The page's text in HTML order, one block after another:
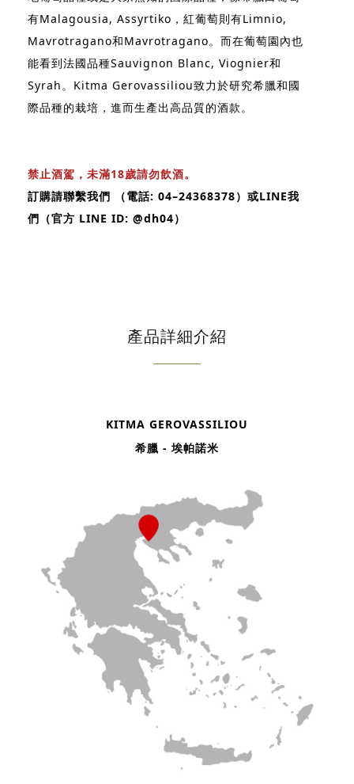
有Malagousia, Assyrtiko，紅葡萄則有Limnio,
Mavrotragano和Mavrotragano。而在葡萄園內也
能看到法國品種Sauvignon Blanc, Viognier和
Syrah。Kitma Gerovassiliou致力於研究希臘和國
際品種的栽培，進而生產出高品質的酒款。
禁止酒駕，未滿18歲請勿飲酒。
訂購請聯繫我們 （電話: 04–24368378）或LINE我
們（官方 LINE ID: @dh04）
產品詳細介紹
KITMA GEROVASSILIOU
希臘 - 埃帕諾米